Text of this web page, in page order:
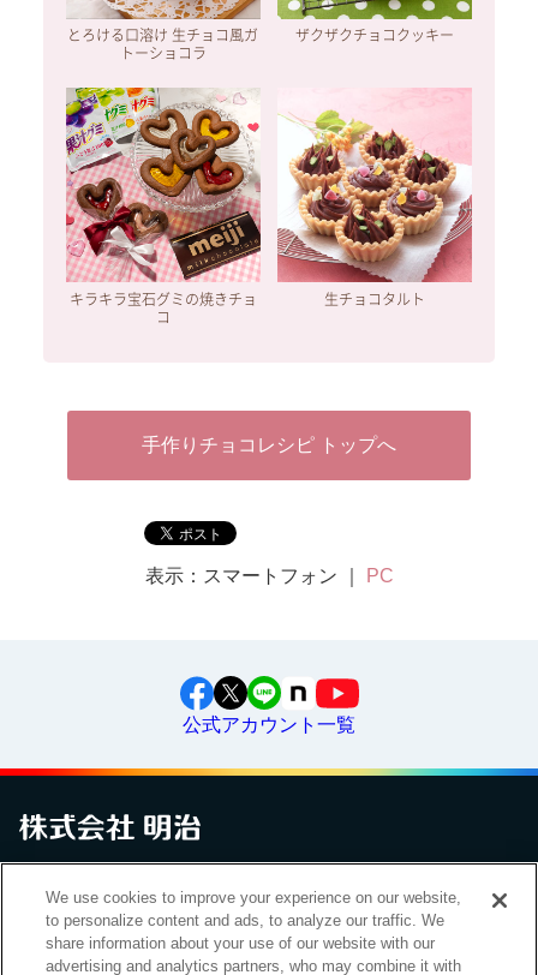
とろける口溶け 生チョコ風ガ
トーショコラ
ザクザクチョコクッキー
キラキラ宝石グミの焼きチョ
コ
生チョコタルト
手作りチョコレシピ トップへ
表示：スマートフォン ｜ PC
公式アカウント一覧
お問い合わせ サイトマップ 個人情報保護について
電子公告
アクセシビリティへの対応方針ご利用規約明治グループのDX
Cookie Settings
We use cookies to improve your experience on our website,
to personalize content and ads, to analyze our traffic. We
share information about your use of our website with our
advertising and analytics partners, who may combine it with